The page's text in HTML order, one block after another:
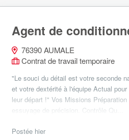
Agent de
76390 AUMALE
Contrat de travail temporaire
"Le souci du détail est votre seconde
et votre dextérité à l'équipe Actual
leur départ !" Vos Missions
essuyage de précision. Contrôle Qu...
Postée hier